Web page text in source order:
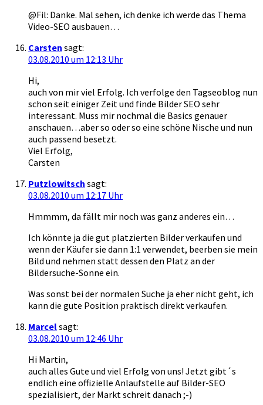
@Fil: Danke. Mal sehen, ich denke ich werde das Thema
Video-SEO ausbauen…
Carsten sagt:
03.08.2010 um 12:13 Uhr
Hi,
auch von mir viel Erfolg. Ich verfolge den Tagseoblog nun
schon seit einiger Zeit und finde Bilder SEO sehr
interessant. Muss mir nochmal die Basics genauer
anschauen…aber so oder so eine schöne Nische und nun
auch passend besetzt.
Viel Erfolg,
Carsten
Putzlowitsch sagt:
03.08.2010 um 12:17 Uhr
Hmmmm, da fällt mir noch was ganz anderes ein…
Ich könnte ja die gut platzierten Bilder verkaufen und
wenn der Käufer sie dann 1:1 verwendet, beerben sie mein
Bild und nehmen statt dessen den Platz an der
Bildersuche-Sonne ein.
Was sonst bei der normalen Suche ja eher nicht geht, ich
kann die gute Position praktisch direkt verkaufen.
Marcelsagt:
03.08.2010 um 12:46 Uhr
Hi Martin,
auch alles Gute und viel Erfolg von uns! Jetzt gibt´s
endlich eine offizielle Anlaufstelle auf Bilder-SEO
spezialisiert, der Markt schreit danach ;-)